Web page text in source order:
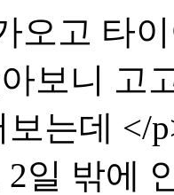
오고 타
보니 고
는데 </
일 밖에